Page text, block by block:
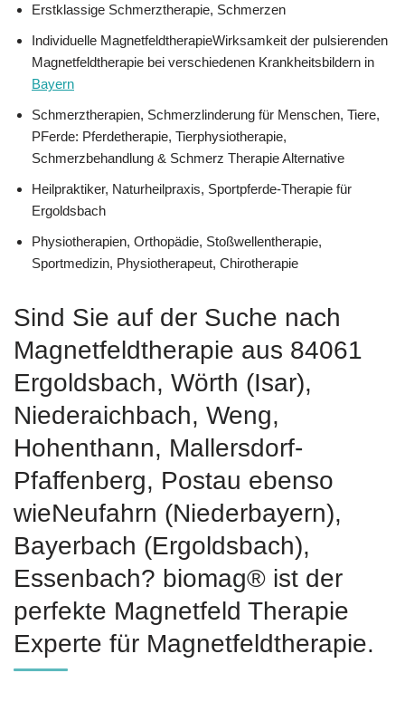
Erstklassige Schmerztherapie, Schmerzen
Individuelle MagnetfeldtherapieWirksamkeit der pulsierenden
Magnetfeldtherapie bei verschiedenen Krankheitsbildern in
Bayern
Schmerztherapien, Schmerzlinderung für Menschen, Tiere,
PFerde: Pferdetherapie, Tierphysiotherapie,
Schmerzbehandlung & Schmerz Therapie Alternative
Heilpraktiker, Naturheilpraxis, Sportpferde-Therapie für
Ergoldsbach
Physiotherapien, Orthopädie, Stoßwellentherapie,
Sportmedizin, Physiotherapeut, Chirotherapie
Sind Sie auf der Suche nach
Magnetfeldtherapie aus 84061
Ergoldsbach, Wörth (Isar),
Niederaichbach, Weng,
Hohenthann, Mallersdorf-
Pfaffenberg, Postau ebenso
wieNeufahrn (Niederbayern),
Bayerbach (Ergoldsbach),
Essenbach? biomag® ist der
perfekte Magnetfeld Therapie
Experte für Magnetfeldtherapie.